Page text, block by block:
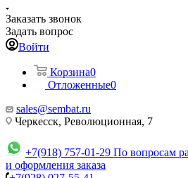
Заказать звонок
Задать вопрос
Войти
Корзина0
Отложенные0
sales@sembat.ru
Черкесск, Революционная, 7
+7(918) 757-01-29 По вопросам
и оформления заказа